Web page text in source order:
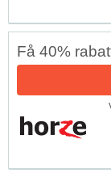
Få 40%